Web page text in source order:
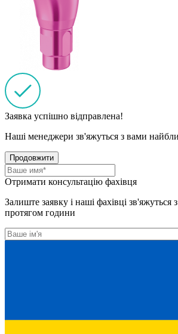
Заявка успішно відправлена!
Наші менеджери зв'яжуться з вами
Продовжити
Отримати консультацію фахівця
Залиште заявку і наші фахівці зв'яжуться
протягом години